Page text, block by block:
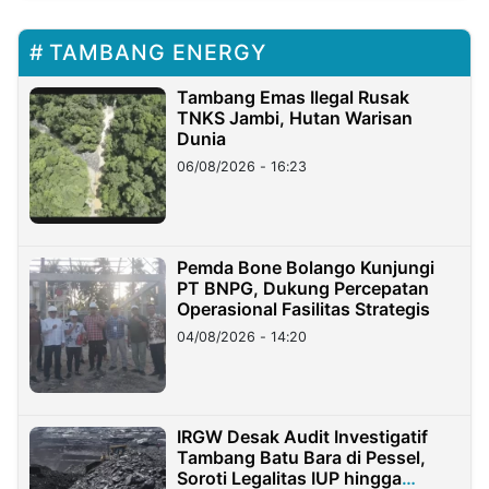
TAMBANG ENERGY
Tambang Emas Ilegal Rusak
TNKS Jambi, Hutan Warisan
Dunia
06/08/2026 - 16:23
Pemda Bone Bolango Kunjungi
PT BNPG, Dukung Percepatan
Operasional Fasilitas Strategis
04/08/2026 - 14:20
IRGW Desak Audit Investigatif
Tambang Batu Bara di Pessel,
Soroti Legalitas IUP hingga